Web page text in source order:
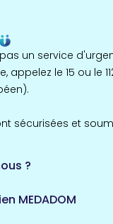
pas un service
appelez le 15 ou le
sécurisées et
?
MEDADOM